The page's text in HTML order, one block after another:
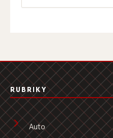
RUBRIKY
Auto